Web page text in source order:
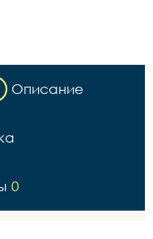
Описание
0